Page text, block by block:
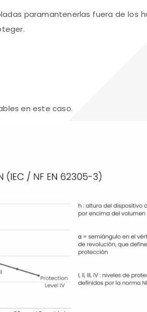
paramantenerlas fuera de los
en este caso.